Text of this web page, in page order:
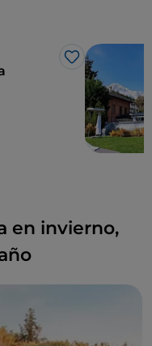
Me gusta
en invierno,